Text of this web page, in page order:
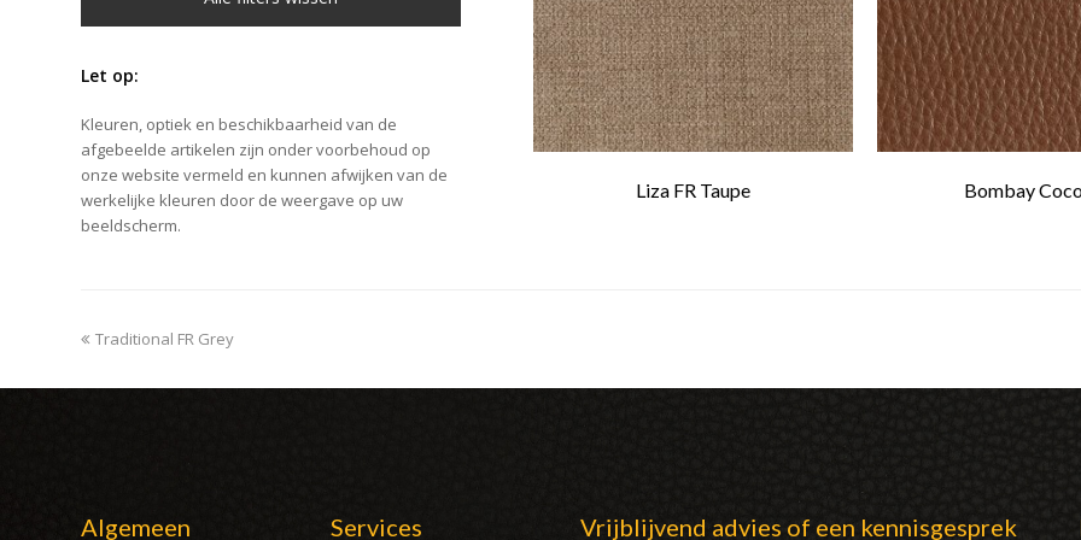
Let op:
Kleuren, optiek en beschikbaarheid van de
afgebeelde artikelen zijn onder voorbehoud op
onze website vermeld en kunnen afwijken van de
werkelijke kleuren door de weergave op uw
beeldscherm.
Liza FR Taupe Bombay
previous
Traditional FR Grey
Algemeen Services Vrijblijvend advies of een kennisgesprek